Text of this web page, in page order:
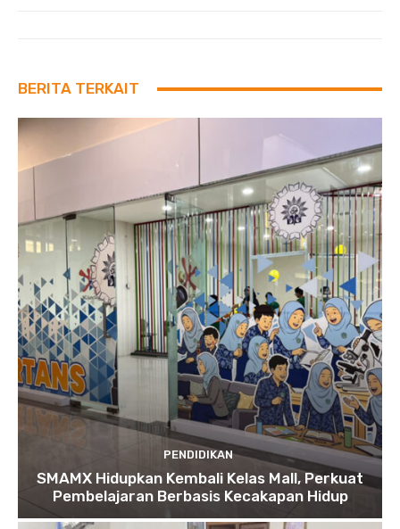
BERITA TERKAIT
PENDIDIKAN
SMAMX Hidupkan Kembali Kelas Mall, Perkuat
Pembelajaran Berbasis Kecakapan Hidup